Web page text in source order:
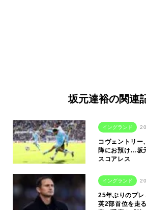
坂元達裕の関連
イングランド
コヴェントリー
降にお預け…坂
スコアレス
イングランド
25年ぶりのプ
英2部首位を走